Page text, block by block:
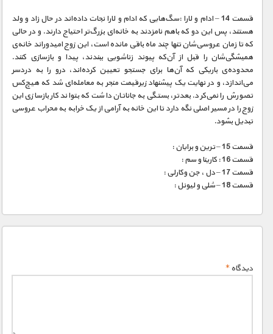
قسمت 14 – ادام و لارا :سگ‌هایی که ادام و لارا نجات‌ داده‌اند در حال زاد و ولد
هستند، پس این دو که باهم نامزدند به خانه‌ای بزرگ‌تر احتیاج دارند. و در حالی
که تا زمان عروسی‌شان تنها چند ماه باقی مانده است، این زوج امیدوراند خانه‌ی
همیشگی‌شان را قبل از آن‌که پیوند زناشویی ببندند، پیدا و بازسازی کنند.
محدود‌ه‌ی باریکی که آن‌ها برای جستجو تعیین کرده‌اند، درو را به دردسر
می‌اندازد، و در نهایت یک پیشنهاد زیرقیمت منجر به معامله‌ای شد که هیچ‌کس
تصورش را نمی‌کرد. بعدتر، بستگی به جاناتان داشت که بتواند کار بازسازی این
زوج را در مسیر اصلی نگه دارد تا این خانه به آرامی از یک خرابه به محراب عروسی
تبدیل بشود.
قسمت 15 – ترین و برایان :
قسمت 16 : کارینا و سم :
قسمت 17 – دل ، جن وکارلی :
قسمت 18 – شلی و لیونل :
دیدگاه*